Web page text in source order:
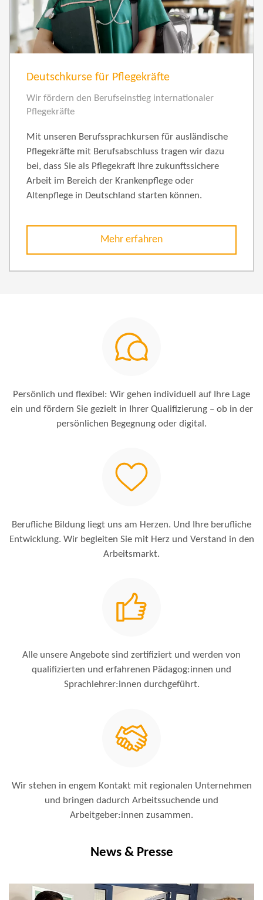
Deutschkurse für Pflegekräfte
Wir fördern den Berufseinstieg internationaler
Pflegekräfte
Mit unseren Berufssprachkursen für ausländische
Pflegekräfte mit Berufsabschluss tragen wir dazu
bei, dass Sie als Pflegekraft Ihre zukunftssichere
Arbeit im Bereich der Krankenpflege oder
Altenpflege in Deutschland starten können.
Mehr erfahren
Persönlich und flexibel: Wir gehen individuell auf Ihre Lage
ein und fördern Sie gezielt in Ihrer Qualifizierung – ob in der
persönlichen Begegnung oder digital.
Berufliche Bildung liegt uns am Herzen. Und Ihre berufliche
Entwicklung. Wir begleiten Sie mit Herz und Verstand in den
Arbeitsmarkt.
Alle unsere Angebote sind zertifiziert und werden von
qualifizierten und erfahrenen Pädagog:innen und
Sprachlehrer:innen durchgeführt.
Wir stehen in engem Kontakt mit regionalen Unternehmen
und bringen dadurch Arbeitssuchende und
Arbeitgeber:innen zusammen.
News & Presse